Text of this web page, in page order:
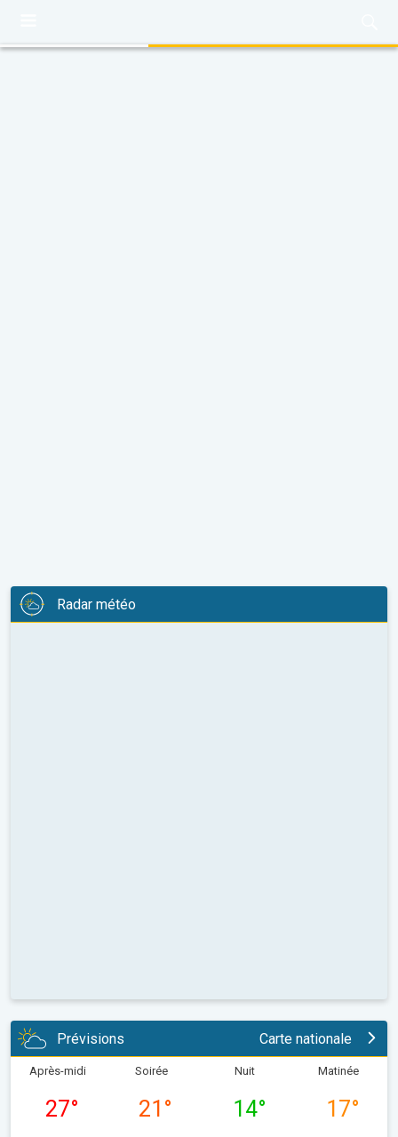
Radar météo
Prévisions Carte nationale
Après-midi
27°
Soirée
21 °
Nuit
14°
Matinée
17°